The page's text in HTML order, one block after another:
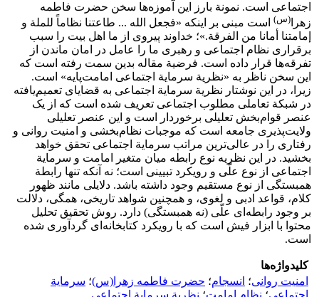
اجتماعی است. نمونة بارز این آموزه‌ها سخن حضرت فاطمه
زهرا (س) است مبنی بر اینکه «فجعل الله ... طاعتنا نظاماً للملة و
إمامتنا أمانا من الفرقة.»؛ خداوند پیروی از ما اهل بیت را سبب
برقراری نظام اجتماعی و رهبری ما را عامل در امان ماندن از
تفرقه‌ها قرار داده است. فرضیة مقاله بدین سمت رفته است که
این سخن ناظر به «نظریة سرمایة اجتماعی امامت‌پایه» است.
زیرا، در این نوشتار نظریة سرمایة اجتماعی به قضایای تعمیم‌یافته
در شبکة تعاملی مطلوب اجتماعی تعریف شده است که از یک
عنصر قوام‌بخش تعلیلی برخوردار است و این عنصر تعلیلی
ولایت‌پذیری جامعه است که موجبات نظام‌بخشی و امنیت روانی و
رفتاری را در عالی‌ترین مراتب سرمایة اجتماعی تحقق خواهد
بخشید. در این نظریه نوع رابطه میان متغیر امامت و سرمایة
اجتماعی از نوع علّی و رویکرد تبیینی است؛ نه آنکه تنها رابطة
همبستگی از نوع مستقیم وجود داشته باشد. دلایلی مانند ظهور
کلام، قواعد ادبی و لغوی، و همچنین شواهد تاریخی، همگی، دلالت
بر وجود رابطه‌ای علّی (نه همبستگی) دارد. روش تحقیق تحلیل
محتوا با ابزار فیش است که با رویکرد کتابخانه‌ای گردآوری شده
است.
کلیدواژه‌ها
امنیت روانی؛ انسجام؛ حضرت فاطمه زهرا(س)؛ سرمایة
اجتماعی؛ نظام امامت؛ نظریة سرمایة اجتماعی